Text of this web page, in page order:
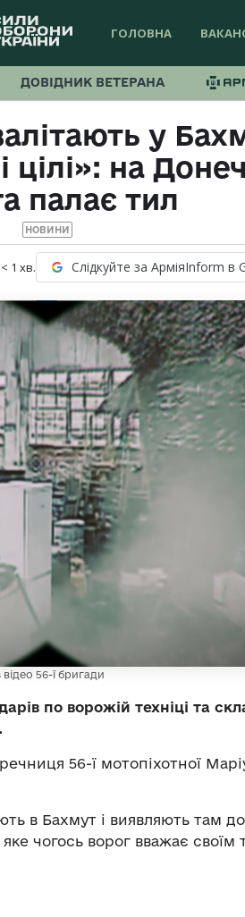
ГОЛОВНА
ДОВІДНИК ВЕТЕРАНА
у
цілі»: на
палає тил
НОВИНИ
< 1 хв. Слідкуйте за АрміяInform в
56-ї бригади
по ворожій техніці та
речниця 56-ї мотопіхотної
в Бахмут і виявляють там
чогось ворог вважає